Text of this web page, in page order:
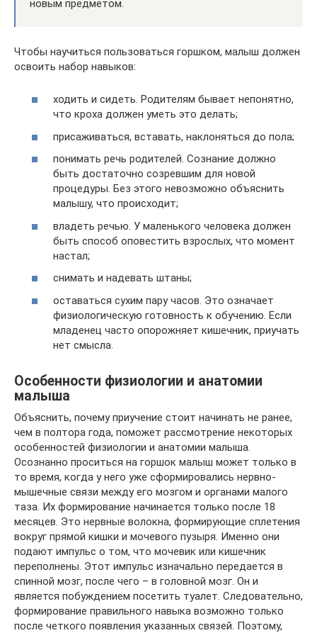
новым предметом.
Чтобы научиться пользоваться горшком, малыш должен
освоить набор навыков:
ходить и сидеть. Родителям бывает непонятно,
что кроха должен уметь это делать;
присаживаться, вставать, наклоняться до пола;
понимать речь родителей. Сознание должно
быть достаточно созревшим для новой
процедуры. Без этого невозможно объяснить
малышу, что происходит;
владеть речью. У маленького человека должен
быть способ оповестить взрослых, что момент
настал;
снимать и надевать штаны;
оставаться сухим пару часов. Это означает
физиологическую готовность к обучению. Если
младенец часто опорожняет кишечник, приучать
нет смысла.
Особенности физиологии и анатомии
малыша
Объяснить, почему приучение стоит начинать не ранее,
чем в полтора года, поможет рассмотрение некоторых
особенностей физиологии и анатомии малыша.
Осознанно проситься на горшок малыш может только в
то время, когда у него уже сформировались нервно-
мышечные связи между его мозгом и органами малого
таза. Их формирование начинается только после 18
месяцев. Это нервные волокна, формирующие сплетения
вокруг прямой кишки и мочевого пузыря. Именно они
подают импульс о том, что мочевик или кишечник
переполнены. Этот импульс изначально передается в
спинной мозг, после чего – в головной мозг. Он и
является побуждением посетить туалет. Следовательно,
формирование правильного навыка возможно только
после четкого появления указанных связей. Поэтому,